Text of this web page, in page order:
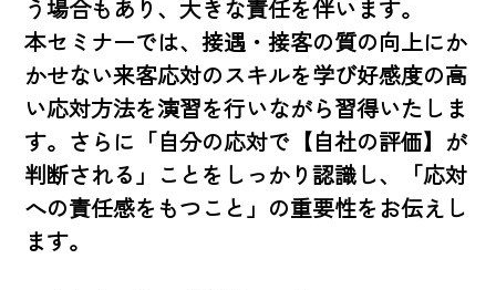
う場合もあり、大きな責任を伴います。
本セミナーでは、接遇・接客の質の向上にか
かせない来客応対のスキルを学び好感度の高
い応対方法を演習を行いながら習得いたしま
す。さらに「自分の応対で【自社の評価】が
判断される」ことをしっかり認識し、「応対
への責任感をもつこと」の重要性をお伝えし
ます。